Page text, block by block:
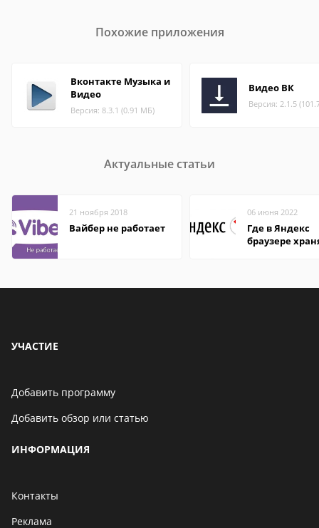
Похожие приложения
Вконтакте Музыка и
Видео
Версия: 8.3.1 (0.91 МБ)
Видео ВК
Версия: 2.1.5
Актуальные статьи
21 ноября 2018
Вайбер не работает
06 июня 2022
Где в Яндекс
браузере
УЧАСТИЕ
Добавить программу
Добавить обзор или статью
ИНФОРМАЦИЯ
Контакты
Реклама